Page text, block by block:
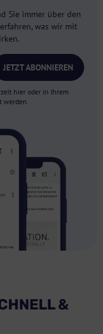
Sie immer über den
was wir mit
JETZT ABONNIEREN
hier oder in Ihrem
&